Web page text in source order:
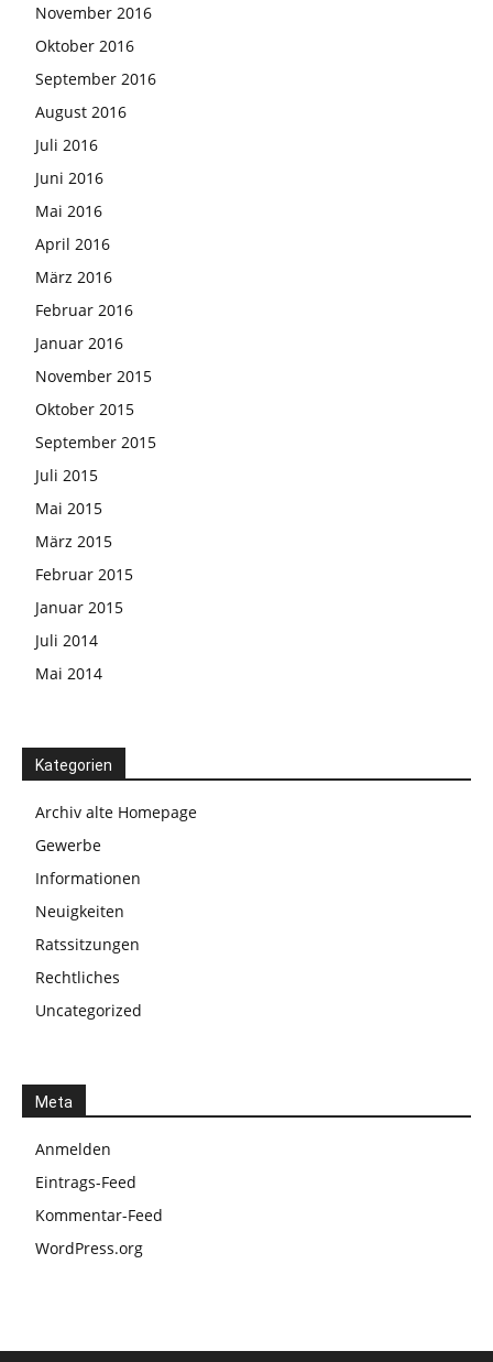
November 2016
Oktober 2016
September 2016
August 2016
Juli 2016
Juni 2016
Mai 2016
April 2016
März 2016
Februar 2016
Januar 2016
November 2015
Oktober 2015
September 2015
Juli 2015
Mai 2015
März 2015
Februar 2015
Januar 2015
Juli 2014
Mai 2014
Kategorien
Archiv alte Homepage
Gewerbe
Informationen
Neuigkeiten
Ratssitzungen
Rechtliches
Uncategorized
Meta
Anmelden
Eintrags-Feed
Kommentar-Feed
WordPress.org